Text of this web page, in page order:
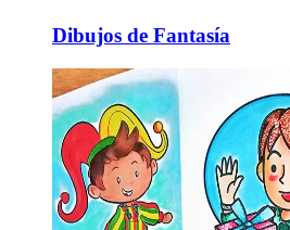
Dibujos de Fantasía